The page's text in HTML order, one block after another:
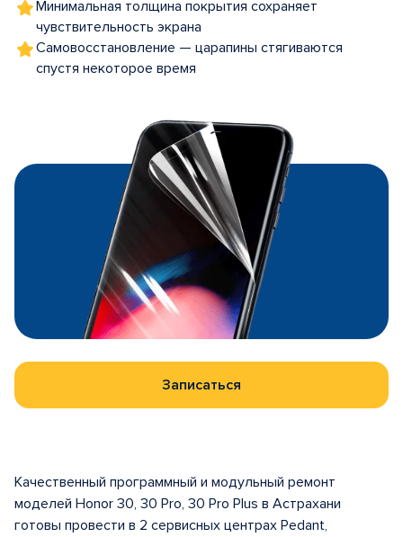
Минимальная толщина покрытия сохраняет
чувствительность экрана
Самовосстановление — царапины стягиваются
спустя некоторое время
Записаться
Качественный программный и модульный ремонт
моделей Honor 30, 30 Pro, 30 Pro Plus в Астрахани
готовы провести в 2 сервисных центрах Pedant,